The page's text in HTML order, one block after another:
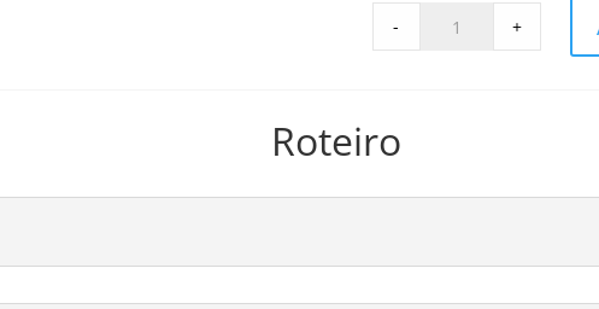
Mar
Dias
- +
Roteiro